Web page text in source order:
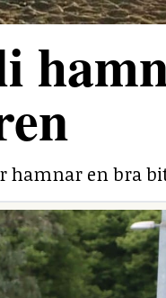
hamnar en bra